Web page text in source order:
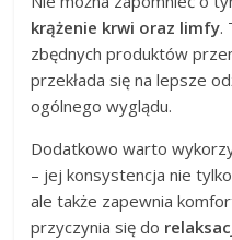
krążenie krwi oraz limfy.
zbędnych produktów
przekłada się na lepsze
ogólnego wyglądu.
Dodatkowo warto
– jej konsystencja nie
ale także zapewnia
przyczynia się do